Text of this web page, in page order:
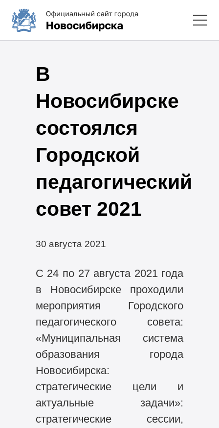
В
Новосибирске
состоялся
Городской
педагогический
совет 2021
30 августа 2021
С 24 по 27 августа 2021 года
в Новосибирске проходили
мероприятия Городского
педагогического совета:
«Муниципальная система
образования города
Новосибирска:
стратегические цели и
актуальные задачи»:
стратегические сессии,